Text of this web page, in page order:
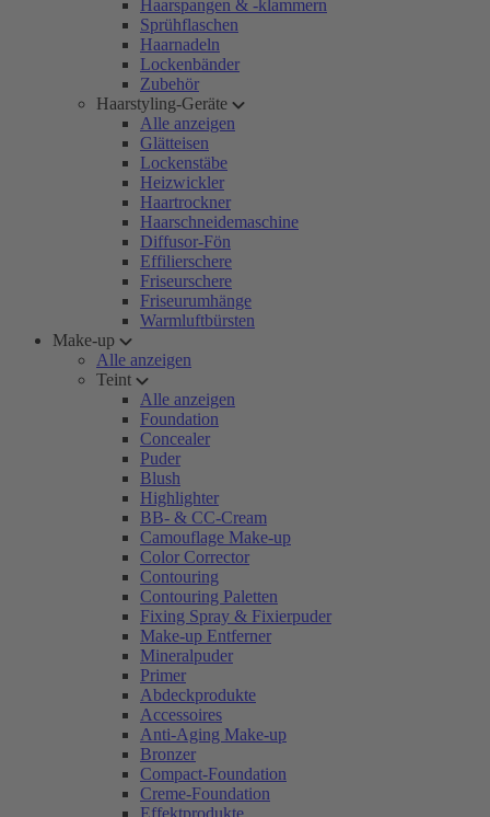
Haarspangen & -klammern
Sprühflaschen
Haarnadeln
Lockenbänder
Zubehör
Haarstyling-Geräte
Alle anzeigen
Glätteisen
Lockenstäbe
Heizwickler
Haartrockner
Haarschneidemaschine
Diffusor-Fön
Effilierschere
Friseurschere
Friseurumhänge
Warmluftbürsten
Make-up
Alle anzeigen
Teint
Alle anzeigen
Foundation
Concealer
Puder
Blush
Highlighter
BB- & CC-Cream
Camouflage Make-up
Color Corrector
Contouring
Contouring Paletten
Fixing Spray & Fixierpuder
Make-up Entferner
Mineralpuder
Primer
Abdeckprodukte
Accessoires
Anti-Aging Make-up
Bronzer
Compact-Foundation
Creme-Foundation
Effektprodukte